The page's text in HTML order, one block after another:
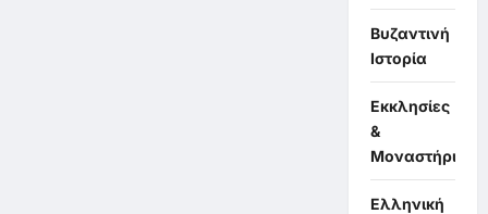
Βυζαντινή
Ιστορία
Εκκλησίες
&
Μοναστήρια
Ελληνική